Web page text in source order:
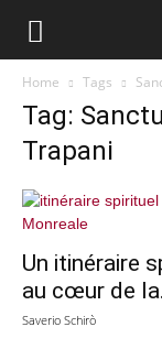
Home Tags
Tag:
Trapani
Un itinéraire
au cœur de
Saverio Schirò